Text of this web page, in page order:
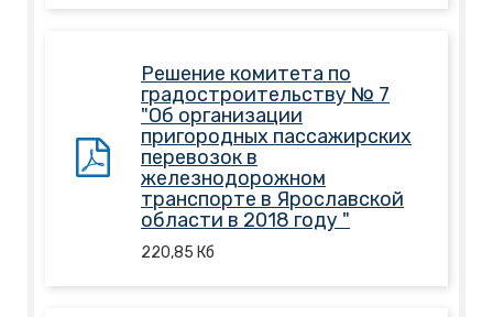
Решение комитета по
градостроительству № 7
"Об организации
пригородных пассажирских
перевозок в
железнодорожном
транспорте в Ярославской
области в 2018 году "
220,85 Кб